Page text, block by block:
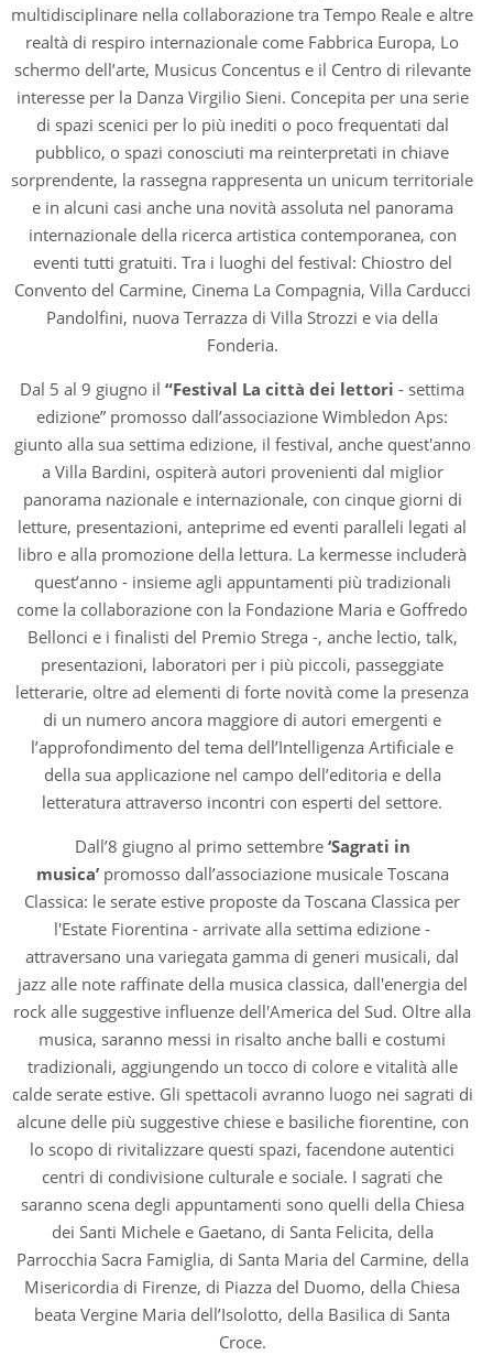
multidisciplinare nella collaborazione tra Tempo Reale e altre
realtà di respiro internazionale come Fabbrica Europa, Lo
schermo dell’arte, Musicus Concentus e il Centro di rilevante
interesse per la Danza Virgilio Sieni. Concepita per una serie
di spazi scenici per lo più inediti o poco frequentati dal
pubblico, o spazi conosciuti ma reinterpretati in chiave
sorprendente, la rassegna rappresenta un unicum territoriale
e in alcuni casi anche una novità assoluta nel panorama
internazionale della ricerca artistica contemporanea, con
eventi tutti gratuiti. Tra i luoghi del festival: Chiostro del
Convento del Carmine, Cinema La Compagnia, Villa Carducci
Pandolfini, nuova Terrazza di Villa Strozzi e via della
Fonderia.
Dal 5 al 9 giugno il“Festival La città dei lettori- settima
edizione” promosso dall’associazione Wimbledon Aps:
giunto alla sua settima edizione, il festival, anche quest'anno
a Villa Bardini, ospiterà autori provenienti dal miglior
panorama nazionale e internazionale, con cinque giorni di
letture, presentazioni, anteprime ed eventi paralleli legati al
libro e alla promozione della lettura. La kermesse includerà
quest’anno - insieme agli appuntamenti più tradizionali
come la collaborazione con la Fondazione Maria e Goffredo
Bellonci e i finalisti del Premio Strega -, anche lectio, talk,
presentazioni, laboratori per i più piccoli, passeggiate
letterarie, oltre ad elementi di forte novità come la presenza
di un numero ancora maggiore di autori emergenti e
l’approfondimento del tema dell’Intelligenza Artificiale e
della sua applicazione nel campo dell’editoria e della
letteratura attraverso incontri con esperti del settore.
Dall’8 giugno al primo settembre ‘Sagrati in
musica’ promosso dall’associazione musicale Toscana
Classica: le serate estive proposte da Toscana Classica per
l'Estate Fiorentina - arrivate alla settima edizione -
attraversano una variegata gamma di generi musicali, dal
jazz alle note raffinate della musica classica, dall'energia del
rock alle suggestive influenze dell'America del Sud. Oltre alla
musica, saranno messi in risalto anche balli e costumi
tradizionali, aggiungendo un tocco di colore e vitalità alle
calde serate estive. Gli spettacoli avranno luogo nei sagrati di
alcune delle più suggestive chiese e basiliche fiorentine, con
lo scopo di rivitalizzare questi spazi, facendone autentici
centri di condivisione culturale e sociale. I sagrati che
saranno scena degli appuntamenti sono quelli della Chiesa
dei Santi Michele e Gaetano, di Santa Felicita, della
Parrocchia Sacra Famiglia, di Santa Maria del Carmine, della
Misericordia di Firenze, di Piazza del Duomo, della Chiesa
beata Vergine Maria dell’Isolotto, della Basilica di Santa
Croce.